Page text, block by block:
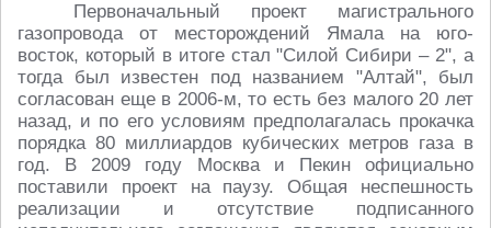
Первоначальный проект магистрального
газопровода от месторождений Ямала на юго-
восток, который в итоге стал "Силой Сибири – 2", а
тогда был известен под названием "Алтай", был
согласован еще в 2006-м, то есть без малого 20 лет
назад, и по его условиям предполагалась прокачка
порядка 80 миллиардов кубических метров газа в
год. В 2009 году Москва и Пекин официально
поставили проект на паузу. Общая неспешность
реализации и отсутствие подписанного